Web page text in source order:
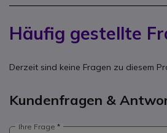
Häufig gestellte
Derzeit sind keine Fragen zu diesem
Kundenfragen &
Ihre Frage